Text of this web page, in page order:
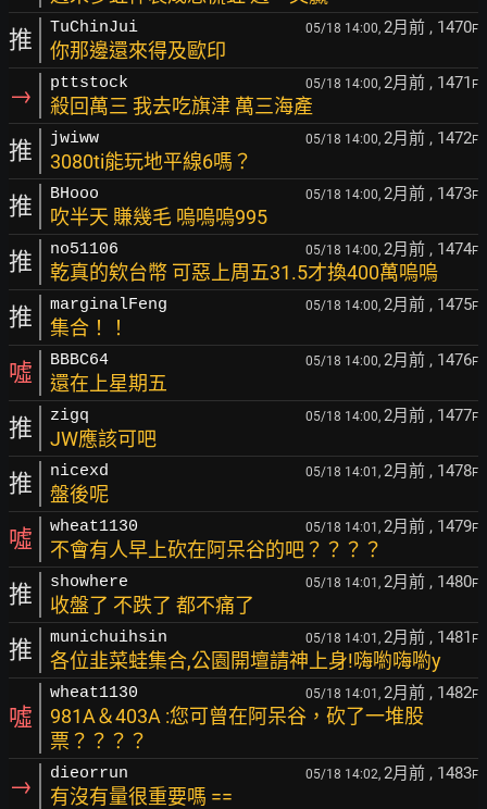
推 TuChinJui 05/18 14:00, 2月前 , 1470F
你那邊還來得及歐印
→ pttstock 05/18 14:00, 2月前 , 1471 F
殺回萬三 我去吃旗津 萬三海產
推 jwiww 05/18 14:00, 2月前 , 1472F
3080ti能玩地平線6嗎？
推 BHooo 05/18 14:00, 2月前 , 1473F
吹半天 賺幾毛 嗚嗚嗚995
推 no51106 05/18 14:00, 2月前 , 1474F
乾真的欸台幣 可惡上周五31.5才換400萬嗚嗚
推 marginalFeng 05/18 14:00, 2月前 , 1475F
集合！！
噓 BBBC64 05/18 14:00, 2月前 , 1476F
還在上星期五
推 zigq 05/18 14:00, 2月前 , 1477F
JW應該可吧
推 nicexd 05/18 14:01, 2月前 , 1478F
盤後呢
噓 wheat1130 05/18 14:01, 2月前 , 1479F
不會有人早上砍在阿呆谷的吧？？？？
推 showhere 05/18 14:01, 2月前 , 1480F
收盤了 不跌了 都不痛了
推 munichuihsin 05/18 14:01, 2月前 , 1481 F
各位韭菜蛙集合,公園開壇請神上身!嗨喲嗨喲y
噓
wheat1130 05/18 14:01, 2月前 , 1482F
981A＆403A :您可曾在阿呆谷，砍了一堆股
票？？？？
→ dieorrun 05/18 14:02, 2月前 , 1483F
有沒有量很重要嗎 ==